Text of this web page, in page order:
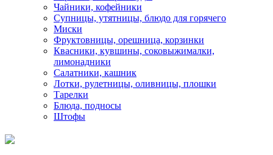
Чайники, кофейники
Супницы, утятницы, блюдо для горячего
Миски
Фруктовницы, орешница, корзинки
Квасники, кувшины, соковыжималки,
лимонадники
Салатники, кашник
Лотки, рулетницы, оливницы, плошки
Тарелки
Блюда, подносы
Штофы